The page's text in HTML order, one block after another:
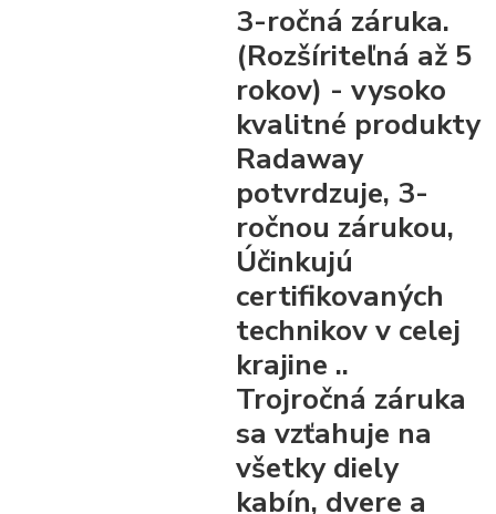
3-ročná záruka.
(Rozšíriteľná až 5
rokov) - vysoko
kvalitné produkty
Radaway
potvrdzuje, 3-
ročnou zárukou,
Účinkujú
certifikovaných
technikov v celej
krajine ..
Trojročná záruka
sa vzťahuje na
všetky diely
kabín, dvere a